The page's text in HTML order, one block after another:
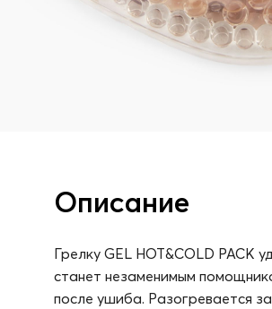
Описание
Грелку GEL HOT&COLD PACK
станет незаменимым
после ушиба. Разогревается